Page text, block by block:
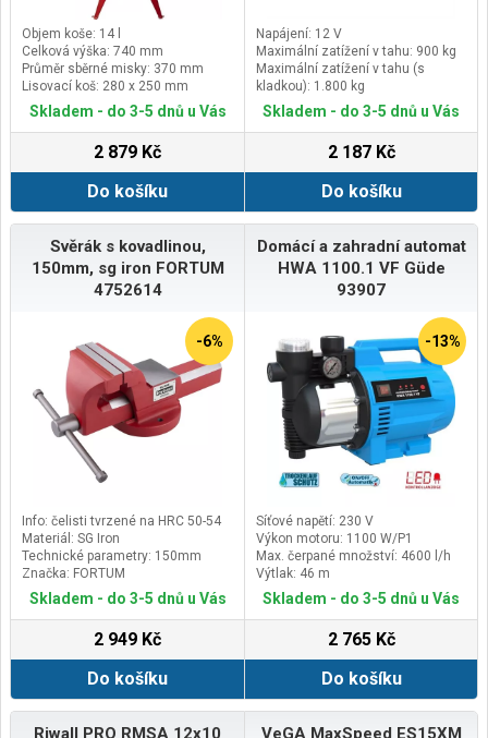
Objem koše: 14 l
Celková výška: 740 mm
Průměr sběrné misky: 370 mm
Lisovací koš: 280 x 250 mm
Skladem - do 3-5 dnů u Vás
2 879 Kč
Do košíku
Napájení: 12 V
Maximální zatížení v tahu: 900 kg
Maximální zatížení v tahu (s
kladkou): 1.800 kg
Rychlost navíjení: 1,0 m/min.
Skladem - do 3-5 dnů u Vás
2 187 Kč
Do košíku
Svěrák s kovadlinou,
150mm, sg iron FORTUM
4752614
-6%
Info: čelisti tvrzené na HRC 50-54
Materiál: SG Iron
Technické parametry: 150mm
Značka: FORTUM
Skladem - do 3-5 dnů u Vás
2 949 Kč
Do košíku
Domácí a zahradní automat
HWA 1100.1 VF Güde
93907
-13%
Síťové napětí: 230 V
Výkon motoru: 1100 W/P1
Max. čerpané množství: 4600 l/h
Výtlak: 46 m
Skladem - do 3-5 dnů u Vás
2 765 Kč
Do košíku